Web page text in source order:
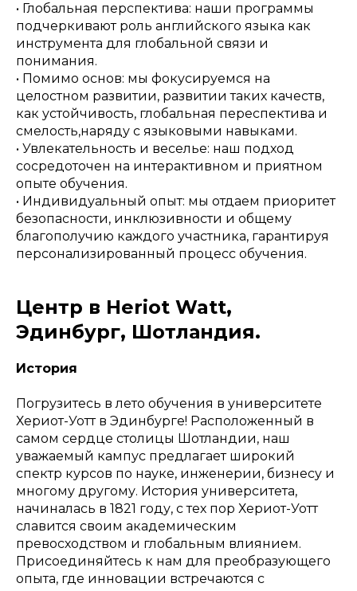
• Глобальная перспектива: наши программы
подчеркивают роль английского языка как
инструмента для глобальной связи и
понимания.
• Помимо основ: мы фокусируемся на
целостном развитии, развитии таких качеств,
как устойчивость, глобальная переспектива и
смелость,наряду с языковыми навыками.
• Увлекательность и веселье: наш подход
сосредоточен на интерактивном и приятном
опыте обучения.
• Индивидуальный опыт: мы отдаем приоритет
безопасности, инклюзивности и общему
благополучию каждого участника, гарантируя
персонализированный процесс обучения.
Центр в Heriot Watt,
Эдинбург, Шотландия.
История
Погрузитесь в лето обучения в университете
Хериот-Уотт в Эдинбурге! Расположенный в
самом сердце столицы Шотландии, наш
уважаемый кампус предлагает широкий
спектр курсов по науке, инженерии, бизнесу и
многому другому. История университета,
начиналась в 1821 году, с тех пор Хериот-Уотт
славится своим академическим
превосходством и глобальным влиянием.
Присоединяйтесь к нам для преобразующего
опыта, где инновации встречаются с